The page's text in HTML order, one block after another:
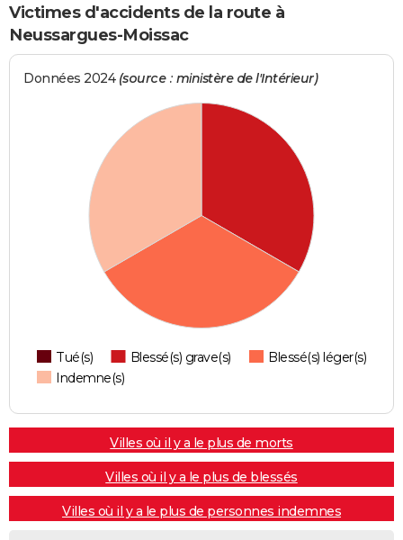
Victimes d'accidents de la route à
Neussargues-Moissac
Données 2024 (source : ministère de l'Intérieur)
Tué(s) Blessé(s) grave(s)
Blessé(s) léger(s)
Indemne(s)
Villes où il y a le plus de morts
Villes où il y a le plus de blessés
Villes où il y a le plus de personnes indemnes